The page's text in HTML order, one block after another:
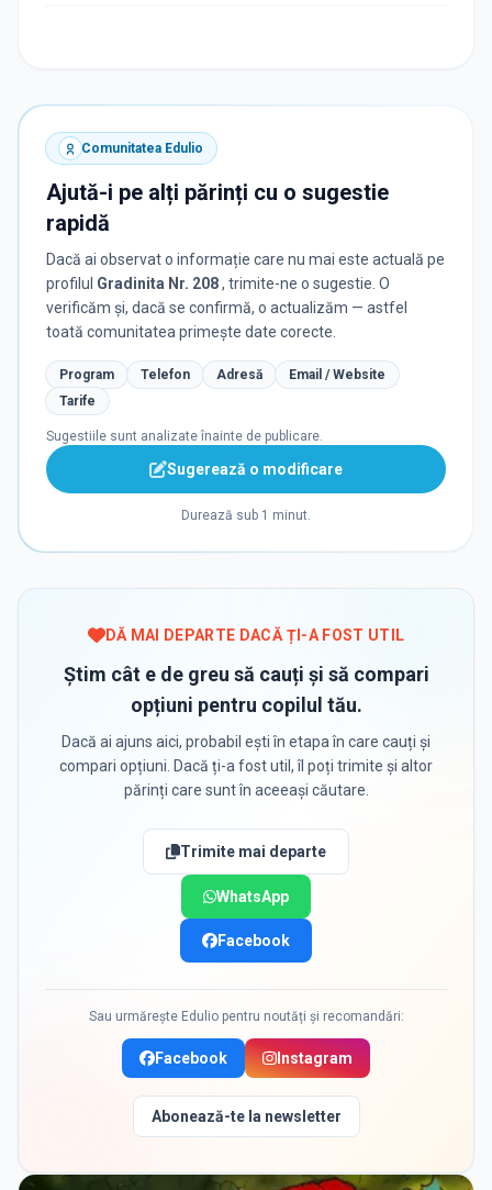
Comunitatea Edulio
Ajută-i pe alți părinți cu o sugestie
rapidă
Dacă ai observat o informație care nu mai este actuală pe
profilul Gradinita Nr. 208, trimite-ne o sugestie. O
verificăm și, dacă se confirmă, o actualizăm — astfel
toată comunitatea primește date corecte.
Program Telefon Adresă
Email / Website
Tarife
Sugestiile sunt analizate înainte de publicare.
Sugerează o modificare
Durează sub 1 minut.
DĂ MAI DEPARTE DACĂ ȚI-A FOST UTIL
Știm cât e de greu să cauți și să compari
opțiuni pentru copilul tău.
Dacă ai ajuns aici, probabil ești în etapa în care cauți și
compari opțiuni. Dacă ți-a fost util, îl poți trimite și altor
părinți care sunt în aceeași căutare.
Trimite mai departe
WhatsApp
Facebook
Sau urmărește Edulio pentru noutăți și recomandări:
Facebook Instagram
Abonează-te la newsletter